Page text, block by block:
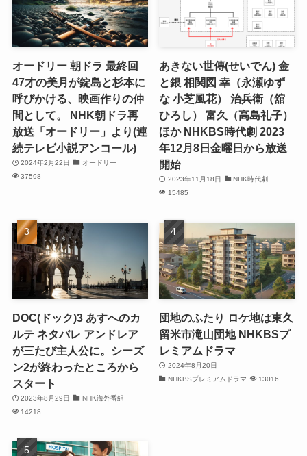
オードリー 朝ドラ 最終回
47才の美月が錠島と杉本に
呼びかける、映画作りの仲
間として。 NHK朝ドラ再
放送「オードリー」より(連
続テレビ小説アンコール)
2024年2月22日
オードリー
37598
あきない世傳(せいでん) 金
と銀 相関図 幸（永瀬ゆず
な 小芝風花） 治兵衛（舘
ひろし） 富久（高島礼子）
ほか NHKBS時代劇 2023
年12月8日金曜日から放送
開始
2023年11月18日
NHK時代劇
15485
DOC(ドック)3 あすへのカ
ルテ ネタバレ アンドレア
が三たび主人公に。シーズ
ン2が終わったところから
スタート
2023年8月29日
NHK海外番組
14218
団地のふたり ロケ地は東久
留米市滝山団地 NHKBSプ
レミアムドラマ
2024年8月20日
NHKBSプレミアムドラマ
13016